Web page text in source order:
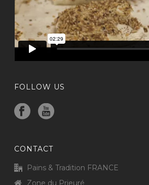
FOLLOW US
CONTACT
Pains & Tradition FRANCE
Zone du Prieuré